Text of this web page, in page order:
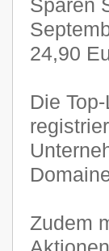
Sparen
24,90
Die
Zudem